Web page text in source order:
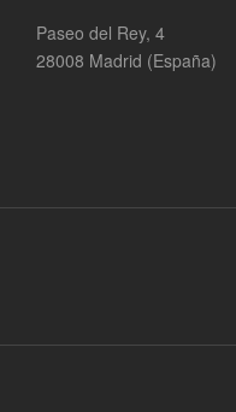
Paseo del Rey, 4
28008 Madrid (España)